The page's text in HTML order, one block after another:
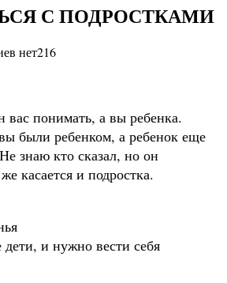
С ПОДРОСТКАМИ
нет216
вас понимать, а вы ребенка.
были ребенком, а ребенок еще
знаю кто сказал, но он
касается и подростка.
и нужно вести себя